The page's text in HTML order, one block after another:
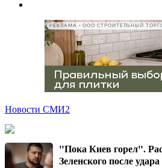
Новости СМИ2
"Пока Киев горел".
Зеленского после